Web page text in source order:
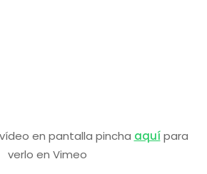
en pantalla pincha aquípara
verlo en Vimeo